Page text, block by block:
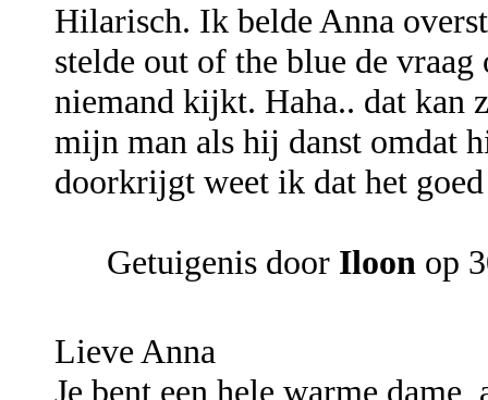
Hilarisch. Ik belde Anna
stelde out of the blue de
niemand kijkt. Haha.. dat kan
mijn man als hij danst omdat
doorkrijgt weet ik dat het
Getuigenis door Iloon op
Lieve Anna
Je bent een hele warme